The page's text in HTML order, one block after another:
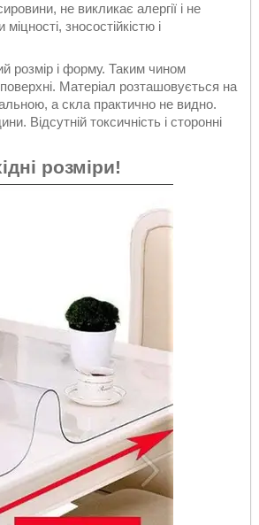
не викликає алергії і не
зносостійкістю і
розмір і форму. Таким чином
Матеріал розташовується на
а скла практично не видно.
Відсутній токсичність і сторонні
розміри!